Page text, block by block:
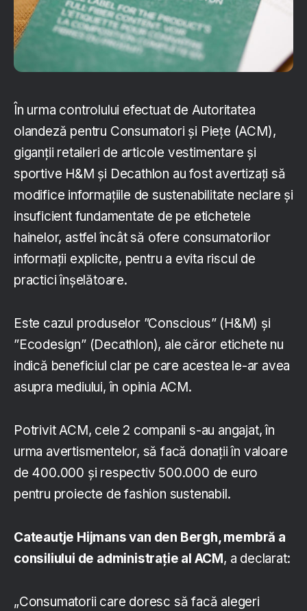
În urma controlului efectuat de Autoritatea
olandeză pentru Consumatori și Piețe (ACM),
giganții retaileri de articole vestimentare și
sportive H&M și Decathlon au fost avertizați să
modifice informațiile de sustenabilitate neclare și
insuficient fundamentate de pe etichetele
hainelor, astfel încât să ofere consumatorilor
informații explicite, pentru a evita riscul de
practici înșelătoare.
Este cazul produselor ”Conscious” (H&M) și
”Ecodesign” (Decathlon), ale căror etichete nu
indică beneficiul clar pe care acestea le-ar avea
asupra mediului, în opinia ACM.
Potrivit ACM, cele 2 companii s-au angajat, în
urma avertismentelor, să facă donații în valoare
de 400.000 și respectiv 500.000 de euro
pentru proiecte de fashion sustenabil.
Cateautje Hijmans van den Bergh, membră a
consiliului de administrație al ACM, a declarat:
„Consumatorii care doresc să facă alegeri